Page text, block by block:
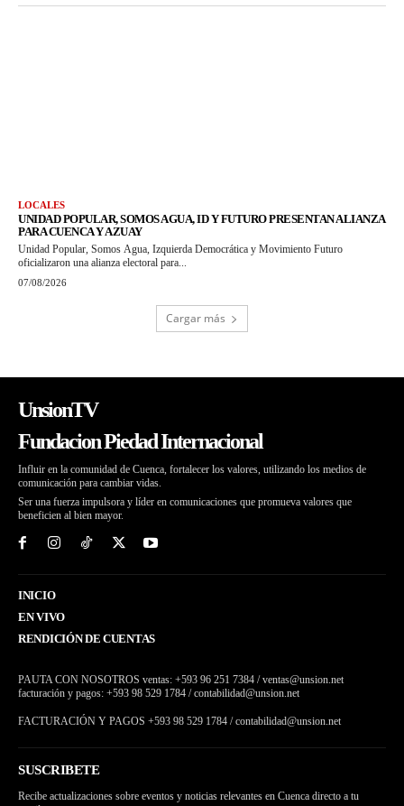
LOCALES
UNIDAD POPULAR, SOMOS AGUA, ID Y FUTURO PRESENTAN ALIANZA
PARA CUENCA Y AZUAY
Unidad Popular, Somos Agua, Izquierda Democrática y Movimiento Futuro
oficializaron una alianza electoral para...
07/08/2026
Cargar más
UnsionTV
Fundacion Piedad Internacional
Influir en la comunidad de Cuenca, fortalecer los valores, utilizando los medios de
comunicación para cambiar vidas.
Ser una fuerza impulsora y líder en comunicaciones que promueva valores que
beneficien al bien mayor.
INICIO
EN VIVO
RENDICIÓN DE CUENTAS
PAUTA CON NOSOTROS ventas: +593 96 251 7384 / ventas@unsion.net
facturación y pagos: +593 98 529 1784 / contabilidad@unsion.net
FACTURACIÓN Y PAGOS +593 98 529 1784 / contabilidad@unsion.net
SUSCRIBETE
Recibe actualizaciones sobre eventos y noticias relevantes en Cuenca directo a tu